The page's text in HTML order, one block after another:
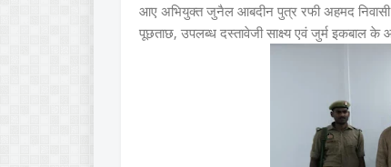
आए अभियुक्त जुनैल आबदीन पुत्र रफी अहमद निवासी
पूछताछ, उपलब्ध दस्तावेजी साक्ष्य एवं जुर्म इकबाल के